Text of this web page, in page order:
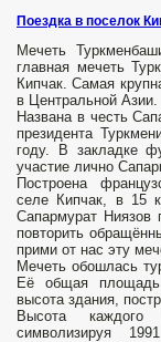
Поездка в поселок
Мечеть
главная мечеть
Кипчак. Самая
в Центральной Азии.
Названа в честь
президента
году. В закладке
участие лично
Построена
селе Кипчак, в 15
Сапармурат Ниязов
повторить
прими от нас эту
Мечеть обошлась
Её общая площадь
высота здания,
Высота
символизируя